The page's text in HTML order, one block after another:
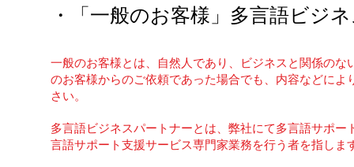
・「一般のお客様」多言語ビジ
一般のお客様とは、自然人であり、ビジネスと関係の
のお客様からのご依頼であった場合でも、内容などに
さい。
多言語ビジネスパートナーとは、弊社にて多言語サポ
言語サポート支援サービス専門家業務を行う者を指しま